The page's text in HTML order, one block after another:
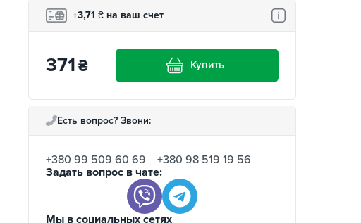
+3,71 ₴ на ваш счет
371₴ Купить
Есть вопрос? Звони:
+380 99 509 60 69
+380 98 519 19 56
Задать вопрос в чате:
Мы в социальных сетях